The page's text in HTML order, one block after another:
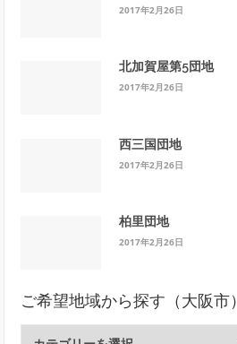
2017年2月26日
北加賀屋第5団地
2017年2月26日
西三国団地
2017年2月26日
柏里団地
2017年2月26日
ご希望地域から探す（大阪市）